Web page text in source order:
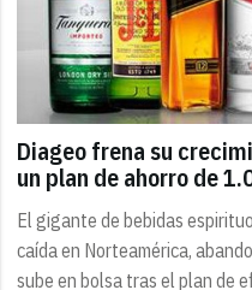
Diageo frena su
un plan de ahorro de
El gigante de bebidas
caída en Norteamérica,
sube en bolsa tras el plan de